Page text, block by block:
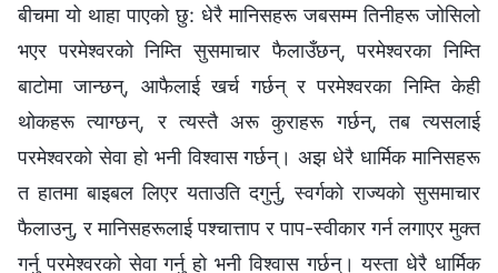
बीचमा यो थाहा पाएको छु: धेरै मानिसहरू जबसम्म तिनीहरू जोसिलो
भएर परमेश्‍वरको निम्ति सुसमाचार फैलाउँछन्, परमेश्‍वरका निम्ति
बाटोमा जान्छन्, आफैलाई खर्च गर्छन् र परमेश्‍वरका निम्ति केही
थोकहरू त्याग्छन्, र त्यस्तै अरू कुराहरू गर्छन्, तब त्यसलाई
परमेश्‍वरको सेवा हो भनी विश्‍वास गर्छन्। अझ धेरै धार्मिक मानिसहरू
त हातमा बाइबल लिएर यताउति दगुर्नु, स्वर्गको राज्यको सुसमाचार
फैलाउनु, र मानिसहरूलाई पश्चात्ताप र पाप-स्वीकार गर्न लगाएर मुक्त
गर्नु परमेश्‍वरको सेवा गर्नु हो भनी विश्‍वास गर्छन्। यस्ता धेरै धार्मिक